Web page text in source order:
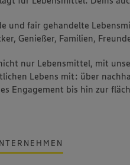
und fair gehandelte
Genießer, Familien,
nur Lebensmittel, mit
Lebens mit: über
Engagement bis hin zur